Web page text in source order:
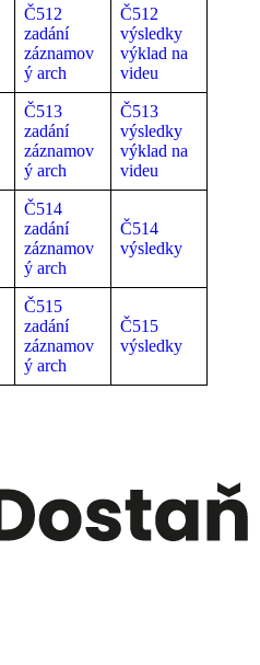
Č512
zadání
záznamov
ý arch
Č512
výsledky
výklad na
videu
Č513
zadání
záznamov
ý arch
Č513
výsledky
výklad na
videu
Č514
zadání
záznamov
ý arch
Č514
výsledky
Č515
zadání
záznamov
ý arch
Č515
výsledky